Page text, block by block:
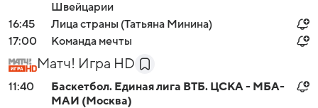
Швейцарии
16:45
Лица страны (Татьяна Минина)
17:00
Команда мечты
Матч! Игра HD
11:40
Баскетбол. Единая лига ВТБ. ЦСКА - МБА-
МАИ (Москва)